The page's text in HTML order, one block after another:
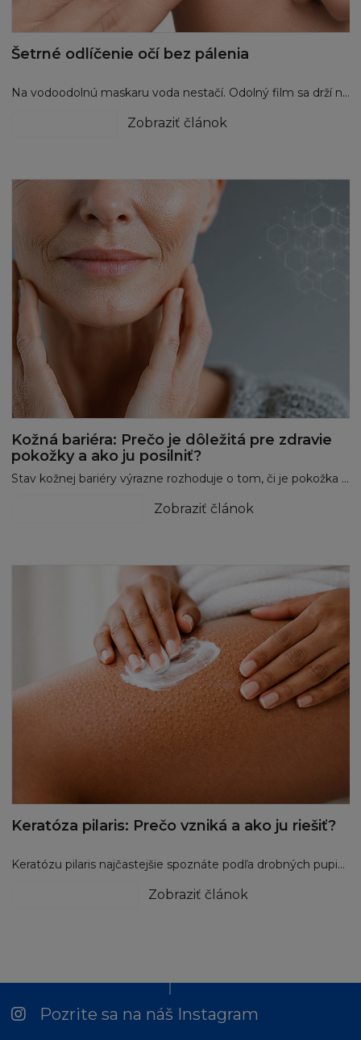
Šetrné odlíčenie očí bez pálenia
Na vodoodolnú maskaru voda nestačí. Odolný film sa drží na riasach, až kým ho niečo „nepovolí“. Dvojfázový odličovač tento film pomáha uvoľniť bez zbytočného trenia. Ďalšia kľúčová vec je trpezlivosť: tampón na zavreté oko len priložte a počkajte približne 10 – 20 sekúnd. Nakoniec zotierajte jemne nadol a von.
Zobraziť článok
Kožná bariéra: Prečo je dôležitá pre zdravie
pokožky a ako ju posilniť?
Stav kožnej bariéry výrazne rozhoduje o tom, či je pokožka hydratovaná, pokojná a odolná alebo, naopak, citlivá, suchá a zľahka podráždená. Dobrou správou je, že jej kondíciu môžete ovplyvniť aj bez zložitej rutiny. Často stačí zopár správne nastavených krokov a dobre zvolené zložky.
Zobraziť článok
Keratóza pilaris: Prečo vzniká a ako ju riešiť?
Keratózu pilaris najčastejšie spoznáte podľa drobných pupienkov na pažiach, stehnách alebo zadku, ktoré pripomínajú kuraciu kožu. Nejde o ochorenie, alergiu ani o prejav zlej starostlivosti, ale o narušenú rovnováhu v prirodzenom obnovovacom cykle pokožky.
Zobraziť článok
Pozrite sa na náš Instagram